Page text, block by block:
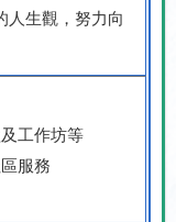
人生觀，努力向
工作坊等
服務